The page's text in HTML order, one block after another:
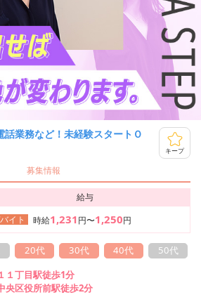
業務など！未経験スタートＯ
キープ
募集情報
給与
イト 時給1,231円〜1,250円
20代 30代 40代
50代
１丁目駅徒歩1分
央区役所前駅徒歩2分